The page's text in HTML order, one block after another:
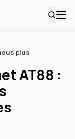
plus
AT88 :